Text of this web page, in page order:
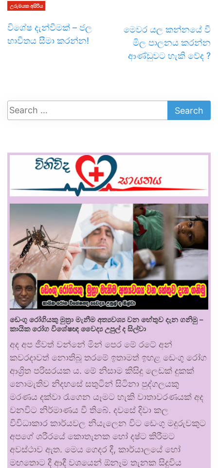
උරුමයක අසිරිය
විශේෂ දැන්වීමක් – ජල
භාවිතය සීමා කරන්න!
මෙවර යල කන්නයේ වී
මිල පාලනය කරන්න
ආණ්ඩුවට හැකි වේද ?
ඩෙංගු රෝගියකු ⁣මුත්‍රා මැනීම අත්‍යවශ්‍ය වන හේතුව දැන ගනිමු –
කායික රෝග විශේෂඥ වෛද්‍ය උපුල් ද සිල්වා
අද අප ජීවත් වන්නේ මින් පෙර මේ රටේ අන්
කවරදාවත් නොතිබූ තරමේ ඉතාමත් ඉහළ ඩෙංගු රෝග
ආශ්‍රිත පරිසරයක ය. මේ නිසාම කිසිදු ලෙඩක් දුකක්
නොමැතිව නිදහසේ සතුටින් සිටිනා පුද්ගලයකු
මරණය දක්වා රැගෙන යෑමට හැකි වාතාවරණයක් අද
වනවිට නිර්මාණය වී තිබේ. දවසේ දිවා කල
විවිධාකාර කාර්යවල නියැලෙන විට ඩෙංගු මදුරුවකුට
අපගේ ශරීරයේ කොතැනක හෝ දෂ්ට කිරීමට
අවස්ථාව ඇත. මෙය ගෙදර දී, කාර්යාලයේ හෝ
මඟතොට දී ආදී වශයෙන් ඕනෑම තැනක සිදුවිය